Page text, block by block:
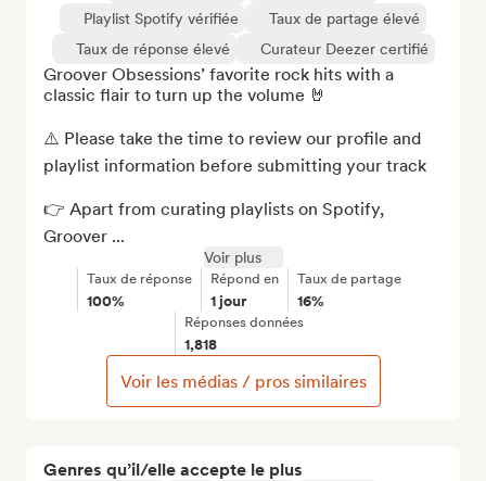
Genres qu’il/elle accepte le plus
Playlist Spotify vérifiée
Taux de partage élevé
Taux de réponse élevé
Curateur Deezer certifié
Groover Obsessions’ favorite rock hits with a
classic flair to turn up the volume 🤘
⚠️ Please take the time to review our profile and
playlist information before submitting your track
👉 Apart from curating playlists on Spotify,
Groover ...
Voir plus
Taux de réponse
100%
Répond en
1 jour
Taux de partage
16%
Réponses données
1,818
Voir les médias / pros similaires